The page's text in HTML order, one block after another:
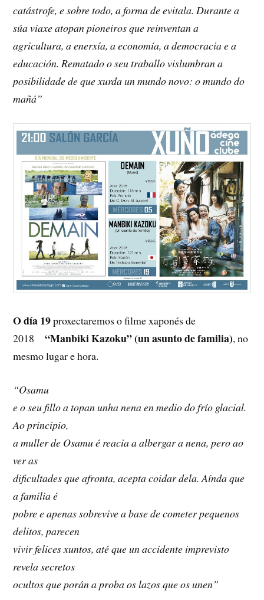
catástrofe, e sobre todo, a forma de evitala. Durante a
súa viaxe atopan pioneiros que reinventan a
agricultura, a enerxía, a economía, a democracia e a
educación. Rematado o seu traballo vislumbran a
posibilidade de que xurda un mundo novo: o mundo do
mañá”
O día 19proxectaremos o filme xaponés de
2018“Manbiki Kazoku” (un asunto de familia), no
mesmo lugar e hora.
“Osamu
e o seu fillo a topan unha nena en medio do frío glacial.
Ao principio,
a muller de Osamu é reacia a albergar a nena, pero ao
ver as
dificultades que afronta, acepta coidar dela. Aínda que
a familia é
pobre e apenas sobrevive a base de cometer pequenos
delitos, parecen
vivir felices xuntos, até que un accidente imprevisto
revela secretos
ocultos que porán a proba os lazos que os unen”